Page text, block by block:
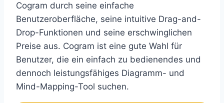
Cogram durch seine einfache
Benutzeroberfläche, seine intuitive Drag-and-
Drop-Funktionen und seine erschwinglichen
Preise aus. Cogram ist eine gute Wahl für
Benutzer, die ein einfach zu bedienendes und
dennoch leistungsfähiges Diagramm- und
Mind-Mapping-Tool suchen.